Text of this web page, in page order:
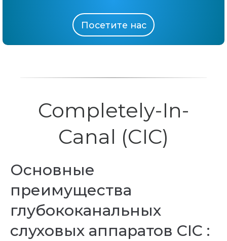
Посетите нас
Completely-In-
Canal (CIC)
Основные
преимущества
глубококанальных
слуховых аппаратов CIC :